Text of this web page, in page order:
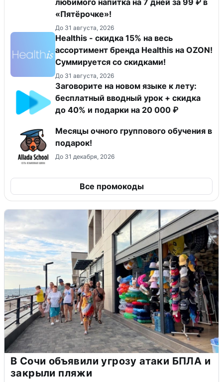
«Пятёрочке»!
До 31 августа, 2026
Healthis - скидка 15% на весь
ассортимент бренда Healthis на OZON!
Суммируется со скидками!
До 31 августа, 2026
Заговорите на новом языке к лету:
бесплатный вводный урок + скидка
до 40% и подарки на 20 000 ₽
Месяцы очного группового обучения в
подарок!
До 31 декабря, 2026
Все промокоды
В Сочи объявили угрозу атаки БПЛА и
закрыли пляжи